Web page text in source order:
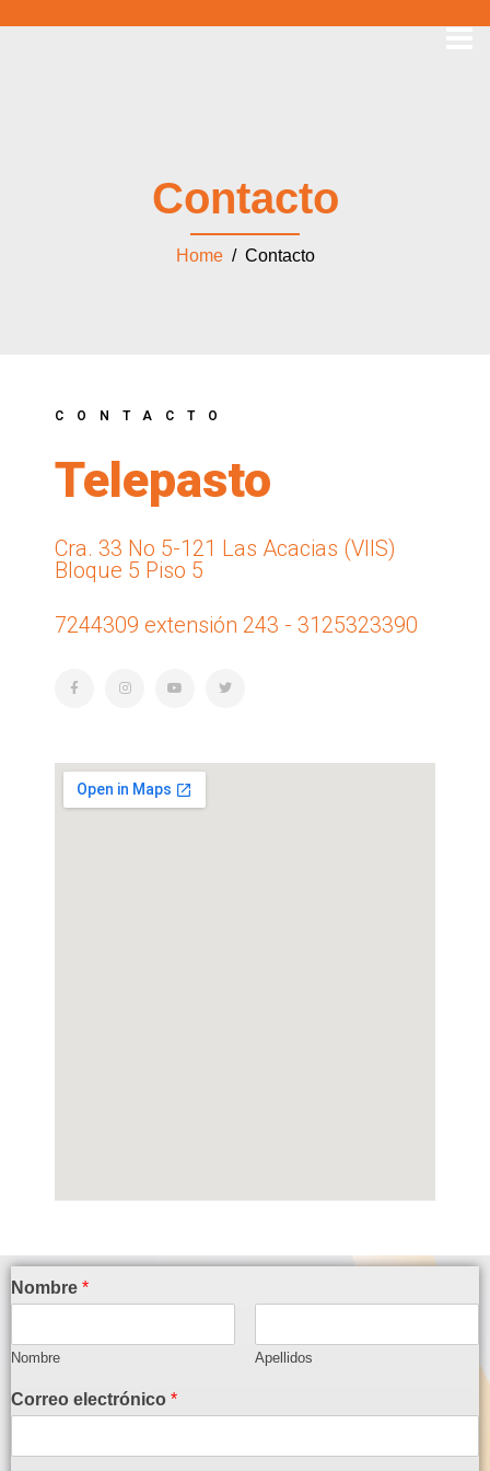
Contacto
Home/ Contacto
CONTACTO
Telepasto
Cra. 33 No 5-121 Las Acacias (VIIS)
Bloque 5 Piso 5
7244309 extensión 243 - 3125323390
Nombre *
Nombre Apellidos
Correo electrónico *